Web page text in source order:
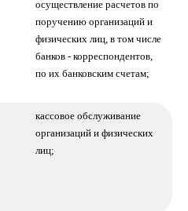
осуществление расчетов по
поручению организаций и
физических лиц, в том числе
банков - корреспондентов,
по их банковским счетам;
кассовое обслуживание
организаций и физических
лиц;